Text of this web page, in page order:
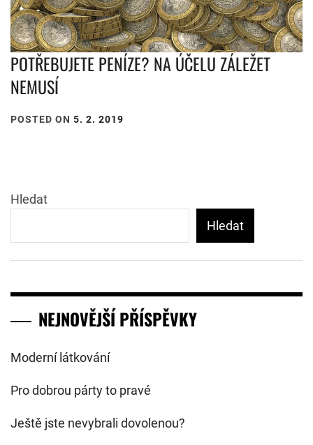
POTŘEBUJETE PENÍZE? NA ÚČELU ZÁLEŽET
NEMUSÍ
POSTED ON 5. 2. 2019
Hledat
Hledat
NEJNOVĚJŠÍ PŘÍSPĚVKY
Moderní látkování
Pro dobrou párty to pravé
Ještě jste nevybrali dovolenou?